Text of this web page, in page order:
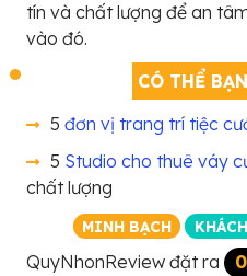
tín và chất lượng để an
vào đó.
CÓ THỂ
5 đơn vị trang trí tiệc
5 Studio cho thuê váy
chất lượng
MINH BẠCH
QuyNhonReview đặt ra